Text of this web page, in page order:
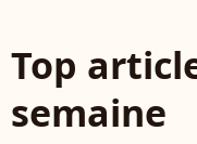
Top
semaine